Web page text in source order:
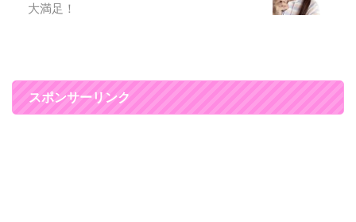
大満足！
スポンサーリンク